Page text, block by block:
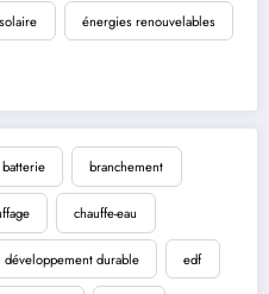
énergies renouvelables
batterie branchement
chauffe-eau
développement durable edf